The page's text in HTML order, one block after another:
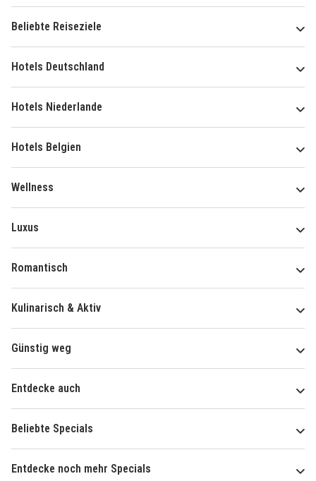
Beliebte Reiseziele
Hotels Deutschland
Hotels Niederlande
Hotels Belgien
Wellness
Luxus
Romantisch
Kulinarisch & Aktiv
Günstig weg
Entdecke auch
Beliebte Specials
Entdecke noch mehr Specials